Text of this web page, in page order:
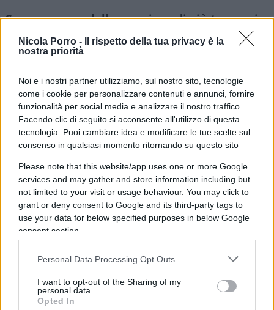
Nicola Porro -
Il rispetto della tua privacy è la
nostra priorità
Noi e i nostri partner utilizziamo, sul nostro sito, tecnologie
come i cookie per personalizzare contenuti e annunci, fornire
funzionalità per social media e analizzare il nostro traffico.
Facendo clic di seguito si acconsente all'utilizzo di questa
tecnologia. Puoi cambiare idea e modificare le tue scelte sul
consenso in qualsiasi momento ritornando su questo sito
Please note that this website/app uses one or more Google
services and may gather and store information including but
not limited to your visit or usage behaviour. You may click to
grant or deny consent to Google and its third-party tags to
use your data for below specified purposes in below Google
consent section.
Personal Data Processing Opt Outs
I want to opt-out of the Sharing of my
personal data.
Opted In
Cosa ne pensa della creazione di più tronconi
del corteo? La Brigata Ebraica pare sotto
attacco.
condizionare dai Giovani Palestinesi e dai giovani
musulmani, fino a sposare in maniera acritica
l’intolleranza e l’antisemitismo che c’è in tanti
cortei che abbiamo avuto modo di
vedere. Questo è veramente sbalorditivo perché
tiene conto delle tante belle parole che la sinistra
ha sempre speso in favore dei diritti civili e della
laicità.
dovrebbe fare Sala e chi ha ragione?
Secondome è iniziata una squallida corsa a
scaricare Sala. E quindi ogni partito sta cercando